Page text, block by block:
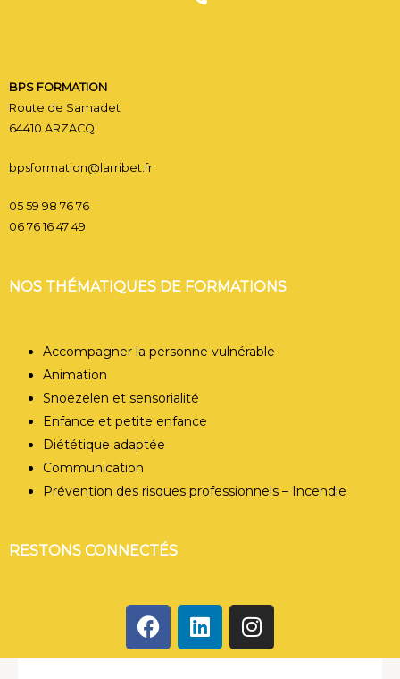
BPS FORMATION
Route de Samadet
64410 ARZACQ
bpsformation@larribet.fr
05 59 98 76 76
06 76 16 47 49
NOS THÉMATIQUES DE FORMATIONS
Accompagner la personne vulnérable
Animation
Snoezelen et sensorialité
Enfance et petite enfance
Diététique adaptée
Communication
Prévention des risques professionnels – Incendie
RESTONS CONNECTÉS
F
a
c
L
i
n
I
n
s